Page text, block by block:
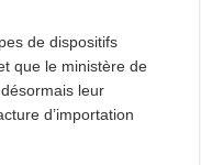
de dispositifs
que le ministère de
leur
d’importation